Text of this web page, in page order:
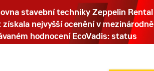
stavební techniky Zeppelin Rental
získala nejvyšší ocenění v mezinárodně
hodnocení EcoVadis: status